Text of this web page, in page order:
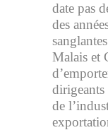
date pas
des
Malais et
de